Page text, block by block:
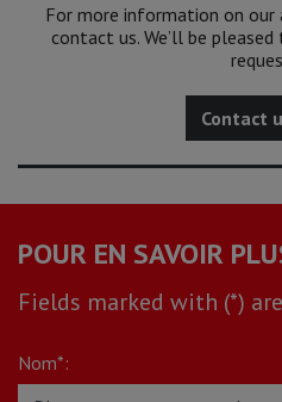
For more information on
contact us. We’ll be
Contact
POUR EN SAVOIR
Fields marked with (*)
Nom*: